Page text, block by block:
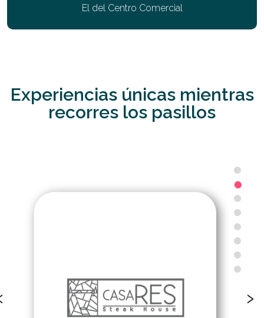
El del Centro Comercial
Experiencias únicas mientras
recorres los pasillos
›